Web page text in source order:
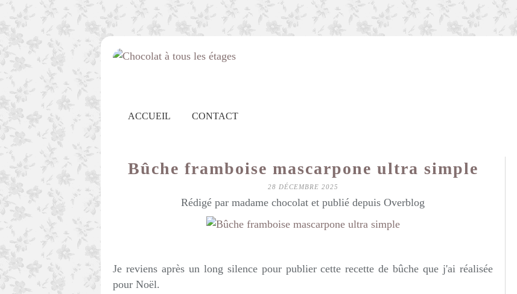
ACCUEIL CONTACT
Bûche framboise mascarpone ultra simple
28 DÉCEMBRE 2025
Rédigé par madame chocolat et publié depuis Overblog
Je reviens après un long silence pour publier cette recette de bûche que j'ai réalisée
pour Noël.